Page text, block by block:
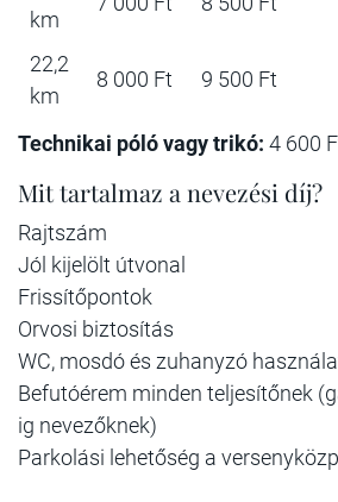
km
22,2
km
8 000 Ft 9 500 Ft
Technikai póló vagy trikó: 4 600
Mit tartalmaz a nevezési díj?
Rajtszám
Jól kijelölt útvonal
Frissítőpontok
Orvosi biztosítás
WC, mosdó és zuhanyzó
Befutóérem minden teljesítőnek
ig nevezőknek)
Parkolási lehetőség a